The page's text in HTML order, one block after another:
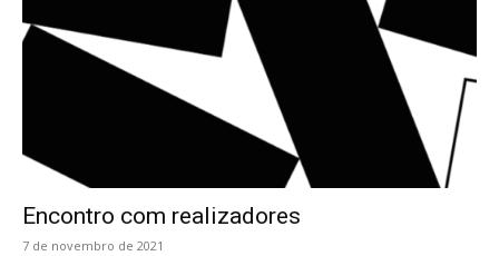
Encontro com realizadores
7 de novembro de 2021